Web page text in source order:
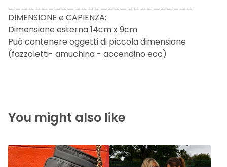
DIMENSIONE e CAPIENZA:
Dimensione esterna 14cm x 9cm
Può contenere oggetti di piccola dimensione
(fazzoletti- amuchina - accendino ecc)
You might also like